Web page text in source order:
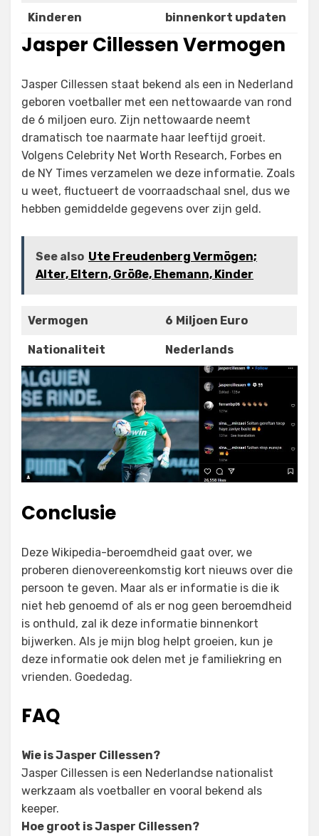
Kinderen binnenkort updaten
Jasper Cillessen Vermogen
Jasper Cillessen staat bekend als een in Nederland
geboren voetballer met een nettowaarde van rond
de 6 miljoen euro. Zijn nettowaarde neemt
dramatisch toe naarmate haar leeftijd groeit.
Volgens Celebrity Net Worth Research, Forbes en
de NY Times verzamelen we deze informatie. Zoals
u weet, fluctueert de voorraadschaal snel, dus we
hebben gemiddelde gegevens over zijn geld.
See also Ute Freudenberg Vermögen;
Alter, Eltern, Größe, Ehemann, Kinder
Vermogen 6 Miljoen Euro
Nationaliteit Nederlands
Conclusie
Deze Wikipedia-beroemdheid gaat over, we
proberen dienovereenkomstig kort nieuws over die
persoon te geven. Maar als er informatie is die ik
niet heb genoemd of als er nog geen beroemdheid
is onthuld, zal ik deze informatie binnenkort
bijwerken. Als je mijn blog helpt groeien, kun je
deze informatie ook delen met je familiekring en
vrienden. Goededag.
FAQ
Wie is Jasper Cillessen?
Jasper Cillessen is een Nederlandse nationalist
werkzaam als voetballer en vooral bekend als
keeper.
Hoe groot is Jasper Cillessen?